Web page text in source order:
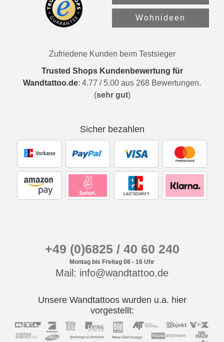
Wohnideen
Zufriedene Kunden beim Testsieger
Trusted Shops Kundenbewertung für
Wandtattoo.de: 4.77 / 5.00 aus 268 Bewertungen.
(sehr gut)
Sicher bezahlen
+49 (0)6825 / 40 60 240
Montag bis Freitag 08 - 16 Uhr
Mail: info@wandtattoo.de
Unsere Wandtattoos wurden u.a. hier
vorgestellt: